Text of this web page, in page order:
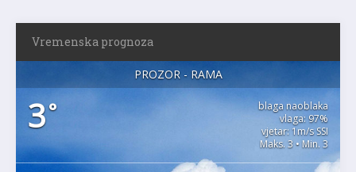
Vremenska prognoza
PROZOR - RAMA
3°
blaga naoblaka
vlaga: 97%
vjetar: 1m/s SSI
Maks. 3 • Min. 3